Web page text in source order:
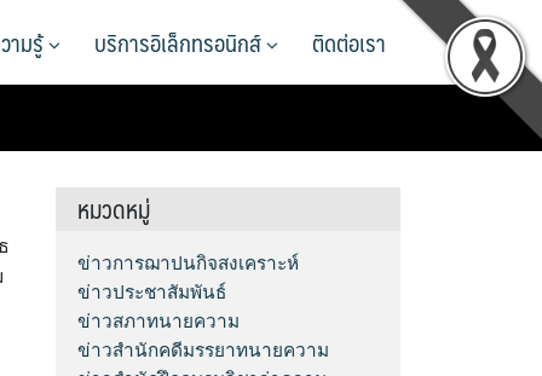
ามรู้ บริการอิเล็กทรอนิกส์ ติดต่อเรา
หมวดหมู่
ข่าวการฌาปนกิจสงเคราะห์
ข่าวประชาสัมพันธ์
ข่าวสภาทนายความ
ข่าวสำนักคดีมรรยาทนายความ